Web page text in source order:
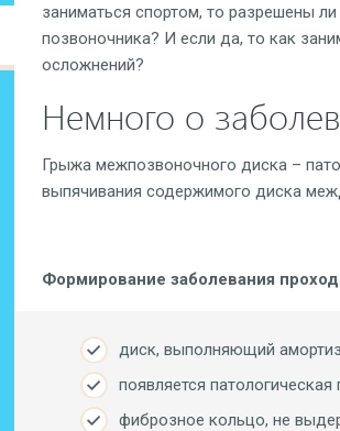
заниматься спортом, то разрешены
позвоночника? И если да, то как
осложнений?
Немного о
Грыжа межпозвоночного диска –
выпячивания содержимого диска
Формирование заболевания
диск, выполняющий
появляется
фиброзное кольцо, не